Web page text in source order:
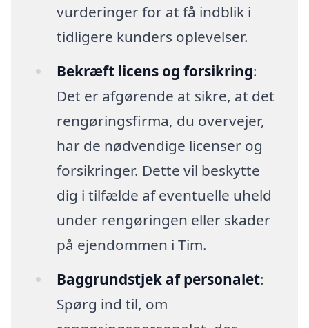
vurderinger for at få indblik i
tidligere kunders oplevelser.
Bekræft licens og forsikring:
Det er afgørende at sikre, at det
rengøringsfirma, du overvejer,
har de nødvendige licenser og
forsikringer. Dette vil beskytte
dig i tilfælde af eventuelle uheld
under rengøringen eller skader
på ejendommen i Tim.
Baggrundstjek af personalet:
Spørg ind til, om